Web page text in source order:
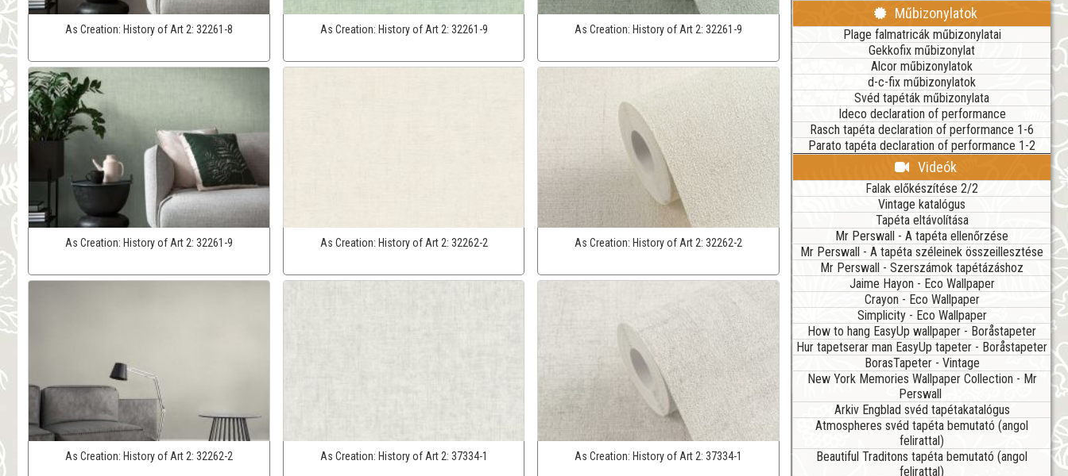
As Creation: History of Art 2: 32261-8 As Creation: History of Art 2: 32261-9 As Creation: History of Art 2:32261-9
As Creation: History of Art 2: 32261-9 As Creation: History of Art 2: 32262-2 As Creation: History of Art 2:32262-2
As Creation: History of Art 2: 32262-2 As Creation: History of Art 2: 37334-1 As Creation: History of Art 2:37334-1
Műbizonylatok
Plage falmatricák műbizonylatai
Gekkofix műbizonylat
Alcor műbizonylatok
d-c-fix műbizonylatok
Svéd tapéták műbizonylata
Ideco declaration of performance
Rasch tapéta declaration of performance 1-6
Parato tapéta declaration of performance 1-2
Videók
Falak előkészítése 2/2
Vintage katalógus
Tapéta eltávolítása
Mr Perswall - A tapéta ellenőrzése
Mr Perswall - A tapéta széleinek összeillesztése
Mr Perswall - Szerszámok tapétázáshoz
Jaime Hayon - Eco Wallpaper
Crayon - Eco Wallpaper
Simplicity - Eco Wallpaper
How to hang EasyUp wallpaper - Boråstapeter
Hur tapetserar man EasyUp tapeter - Boråstapeter
BorasTapeter - Vintage
New York Memories Wallpaper Collection - Mr
Perswall
Arkiv Engblad svéd tapétakatalógus
Atmospheres svéd tapéta bemutató (angol
felirattal)
Beautiful Traditons tapéta bemutató (angol
felirattal)